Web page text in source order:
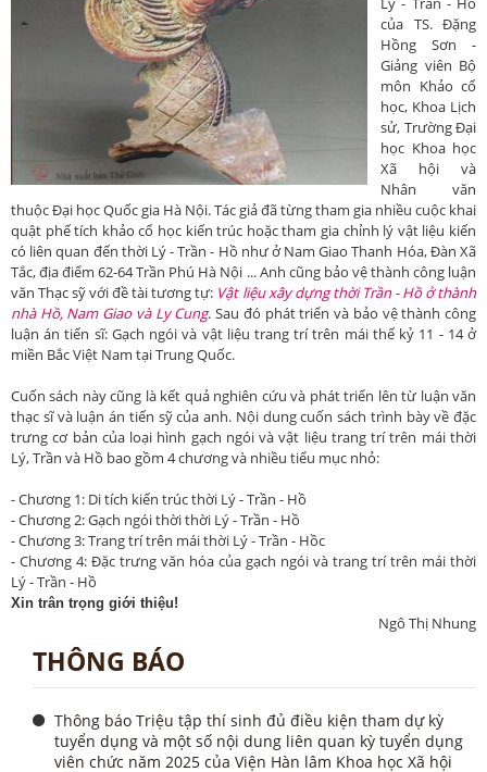
của TS. Đặng
Hồng Sơn -
Giảng viên Bộ
môn Khảo cổ
học, Khoa Lịch
sử, Trường Đại
học Khoa học
Xã hội và
Nhân văn
thuộc Đại học Quốc gia Hà Nội. Tác giả đã từng tham gia nhiều cuộc khai
quật phế tích khảo cổ học kiến trúc hoặc tham gia chỉnh lý vật liệu kiến
có liên quan đến thời Lý - Trần - Hồ như ở Nam Giao Thanh Hóa, Đàn Xã
Tắc, địa điểm 62-64 Trần Phú Hà Nội ... Anh cũng bảo vệ thành công luận
văn Thạc sỹ với đề tài tương tự: Vật liệu xây dựng thời Trần - Hồ ở thành
nhà Hồ, Nam Giao và Ly Cung. Sau đó phát triển và bảo vệ thành công
luận án tiến sĩ: Gạch ngói và vật liệu trang trí trên mái thế kỷ 11 - 14 ở
miền Bắc Việt Nam tại Trung Quốc.
Cuốn sách này cũng là kết quả nghiên cứu và phát triển lên từ luận văn
thạc sĩ và luận án tiến sỹ của anh. Nội dung cuốn sách trình bày về đặc
trưng cơ bản của loại hình gạch ngói và vật liệu trang trí trên mái thời
Lý, Trần và Hồ bao gồm 4 chương và nhiều tiểu mục nhỏ:
- Chương 1: Di tích kiến trúc thời Lý - Trần - Hồ
- Chương 2: Gạch ngói thời thời Lý - Trần - Hồ
- Chương 3: Trang trí trên mái thời Lý - Trần - Hồc
- Chương 4: Đặc trưng văn hóa của gạch ngói và trang trí trên mái thời
Lý - Trần - Hồ
Xin trân trọng giới thiệu!
Ngô Thị Nhung
THÔNG BÁO
Thông báo Triệu tập thí sinh đủ điều kiện tham dự kỳ
tuyển dụng và một số nội dung liên quan kỳ tuyển dụng
viên chức năm 2025 của Viện Hàn lâm Khoa học Xã hội